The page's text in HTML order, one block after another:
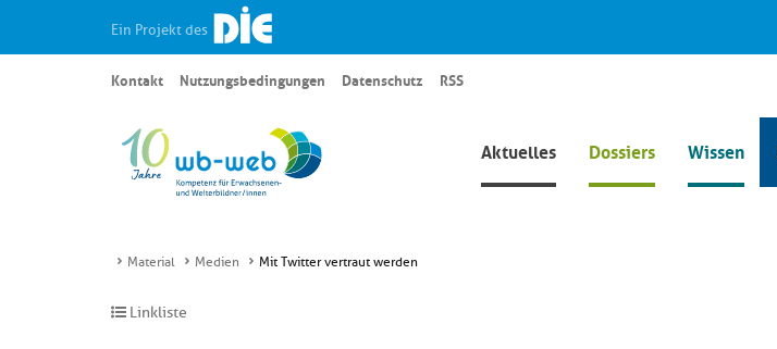
Ein Projekt des
Aktuelles Dossiers Wissen
Kontakt Nutzungsbedingungen Datenschutz RSS
Material Medien Mit Twitter vertraut werden
Linkliste